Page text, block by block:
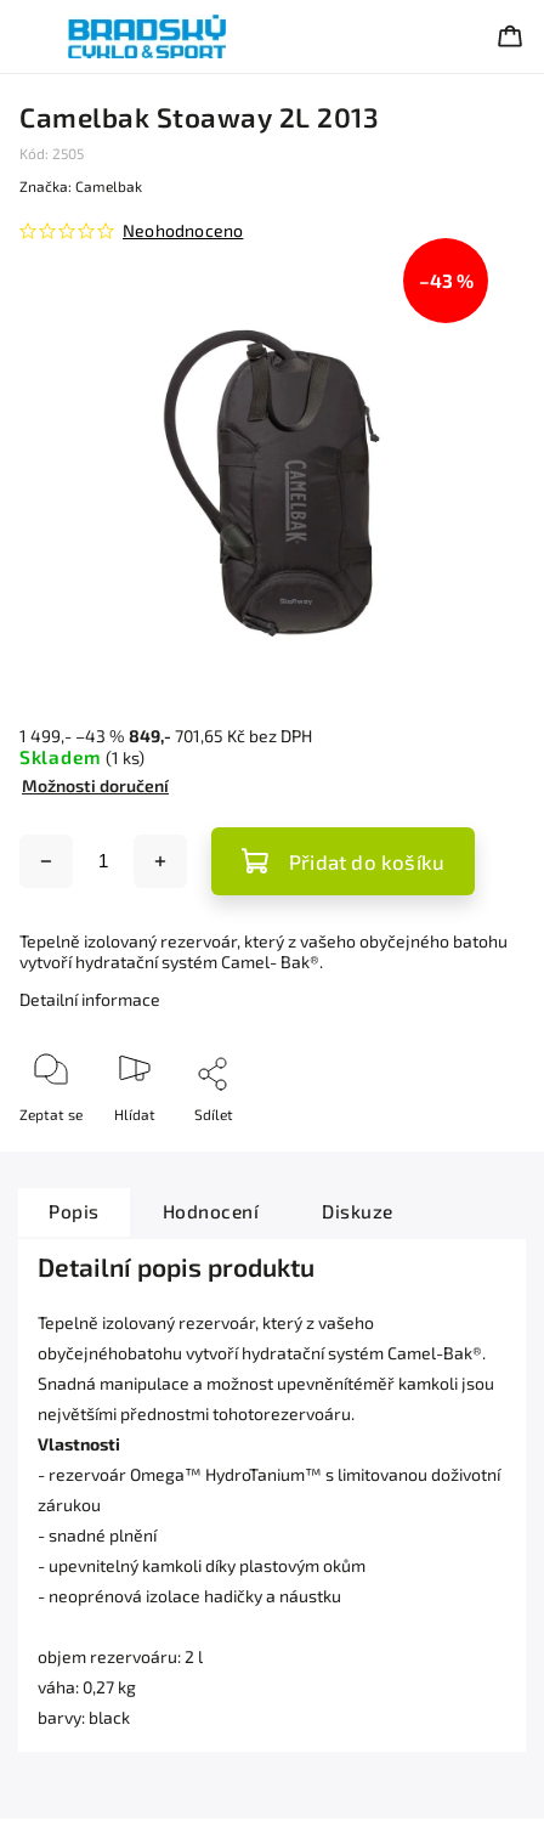
Camelbak Stoaway 2L 2013
Kód: 2505
Neohodnoceno
Značka: Camelbak
–43 %
1 499,- –43 % 849,- 701,65 Kč bez DPH
Skladem (1 ks)
Možnosti doručení
Přidat do košíku
Tepelně izolovaný rezervoár, který z vašeho obyčejného batohu
vytvoří hydratační systém Camel- Bak®.
Detailní informace
Zeptat se Hlídat Sdílet
Popis Hodnocení Diskuze
Detailní popis produktu
Tepelně izolovaný rezervoár, který z vašeho
obyčejnéhobatohu vytvoří hydratační systém Camel-Bak®.
Snadná manipulace a možnost upevněnítéměř kamkoli jsou
největšími přednostmi tohotorezervoáru.
Vlastnosti
- rezervoár Omega™ HydroTanium™ s limitovanou doživotní
zárukou
- snadné plnění
- upevnitelný kamkoli díky plastovým okům
- neoprénová izolace hadičky a náustku
objem rezervoáru: 2 l
váha: 0,27 kg
barvy: black